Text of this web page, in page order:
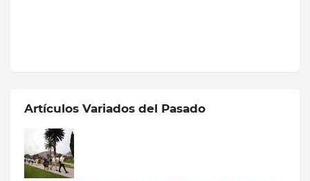
Artículos Variados del Pasado